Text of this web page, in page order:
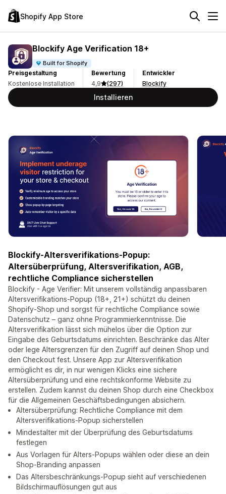
Shopify App Store
Blockify Age Verification 18+
Built for Shopify
Preisgestaltung
Kostenlose Installation
Bewertung
4,9
(297)
Entwickler
Blockify
Installieren
Blockify-Altersverifikations-Popup:
Altersüberprüfung, Altersverifikation, AGB,
rechtliche Compliance sicherstellen
Blockify - Age Verifier: Mit unserem vollständig anpassbaren
Altersverifikations-Popup (18+, 21+) schützt du deinen
Shopify-Shop und sorgst für rechtliche Compliance sowie
Datenschutz – ganz ohne Programmierkenntnisse. Die
Altersverifikation lässt sich mühelos über die Option zur
Eingabe des Geburtsdatums einrichten. Beschränke das Alter
oder lege Altersgrenzen für den Zugriff auf deinen Shop und
den Checkout fest. Unsere App zur Altersverifikation
ermöglicht es dir, in nur wenigen Klicks eine sichere
Altersüberprüfung und eine rechtskonforme Website zu
erstellen. Zudem kannst du deinen Shop durch eine Checkbox
für die Allgemeinen Geschäftsbedingungen absichern.
Altersüberprüfung: Rechtliche Compliance mit dem
Altersverifikations-Popup sicherstellen
Mindestalter mit der Überprüfung des Geburtsdatums
festlegen
Aus Vorlagen für Alters-Popups wählen oder diese an dein
Shop-Branding anpassen
Das Altersbeschränkungs-Popup sieht auf verschiedenen
Bildschirmauflösungen gut aus